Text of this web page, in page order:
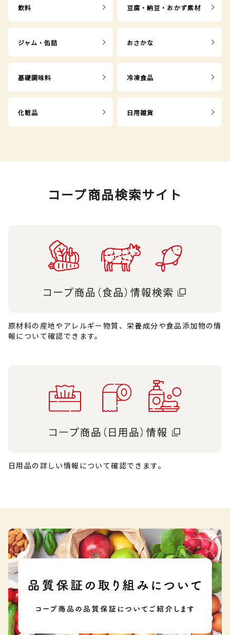
飲料 豆腐・納豆・おかず素材
ジャム・缶詰 おさかな
基礎調味料 冷凍食品
化粧品 日用雑貨
コープ商品検索サイト
原材料の産地やアレルギー物質、栄養成分や食品添加物の情
報について確認できます。
日用品の詳しい情報について確認できます。